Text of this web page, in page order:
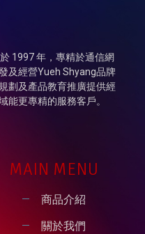
1997 年，專精於通信網
及經營Yueh Shyang品牌
劃及產品教育推廣提供經
能更專精的服務客戶。
MAIN MENU
商品介紹
關於我們